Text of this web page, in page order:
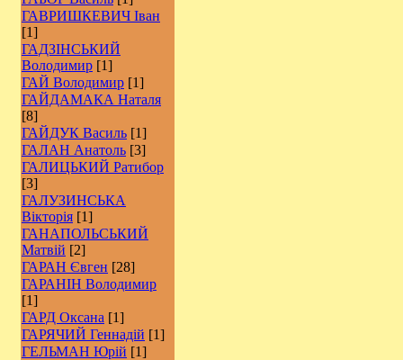
ГАВРИШКЕВИЧ Іван
[1]
ГАДЗІНСЬКИЙ
Володимир [1]
ГАЙ Володимир [1]
ГАЙДАМАКА Наталя
[8]
ГАЙДУК Василь [1]
ГАЛАН Анатоль [3]
ГАЛИЦЬКИЙ Ратибор
[3]
ГАЛУЗИНСЬКА
Вікторія [1]
ГАНАПОЛЬСЬКИЙ
Матвій [2]
ГАРАН Євген [28]
ГАРАНІН Володимир
[1]
ГАРД Оксана [1]
ГАРЯЧИЙ Геннадій [1]
ГЕЛЬМАН Юрій [1]